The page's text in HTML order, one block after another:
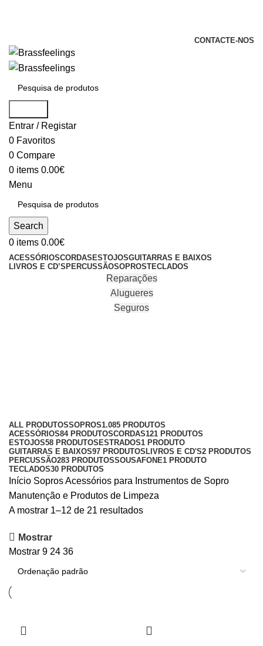
CONTACTE-NOS
Entrar / Registar
0 Favoritos
0 Compare
0 items 0.00€
Menu
Search
0 items 0.00€
ACESSÓRIOSCORDAS ESTOJOSGUITARRAS E BAIXOS
LIVROS E CD’S PERCUSSÃOSOPROSTECLADOS
Reparações
Alugueres
Seguros
ALL PRODUTOSSOPROS1.085 PRODUTOS
ACESSÓRIOS84 PRODUTOSCORDAS121 PRODUTOS
ESTOJOS58 PRODUTOS ESTRADOS1 PRODUTO
GUITARRAS E BAIXOS97 PRODUTOS LIVROS E CD'S2 PRODUTOS
PERCUSSÃO283 PRODUTOSSOUSAFONE1 PRODUTO
TECLADOS30 PRODUTOS
Início SoprosAcessórios para Instrumentos de Sopro
Manutenção e Produtos de Limpeza
A mostrar 1–12 de 21 resultados
Mostrar
Mostrar 9 24 36